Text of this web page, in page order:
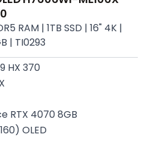
RAM | 1TB SSD | 16" 4K |
| TI0293
HX 370
RTX 4070 8GB
OLED